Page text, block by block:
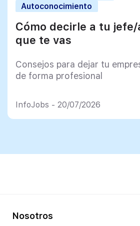
Autoconocimiento
Cómo decirle a tu jefe/
que te vas
Consejos para dejar tu
de forma profesional
InfoJobs - 20/07/2026
Nosotros